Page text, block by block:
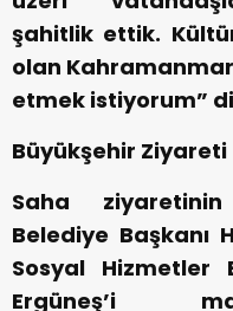
şahitlik ettik.
olan
etmek istiyorum”
Büyükşehir Ziyareti
Saha
Belediye Başkanı
Sosyal Hizmetler
Ergüneş’i